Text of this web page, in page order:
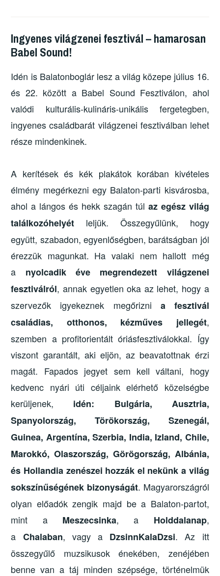
Ingyenes világzenei fesztivál – hamarosan
Babel Sound!
Idén is Balatonboglár lesz a világ közepe július 16.
és 22. között a Babel Sound Fesztiválon, ahol
valódi kulturális-kulináris-unikális fergetegben,
ingyenes családbarát világzenei fesztiválban lehet
része mindenkinek.
A kerítések és kék plakátok korában kivételes
élmény megérkezni egy Balaton-parti kisvárosba,
ahol a lángos és hekk szagán túl az egész világ
találkozóhelyét leljük. Összegyűlünk, hogy
együtt, szabadon, egyenlőségben, barátságban jól
érezzük magunkat. Ha valaki nem hallott még
a nyolcadik éve megrendezett világzenei
fesztiválról, annak egyetlen oka az lehet, hogy a
szervezők igyekeznek megőrizni a fesztivál
családias, otthonos, kézműves jellegét,
szemben a profitorientált óriásfesztiválokkal. Így
viszont garantált, aki eljön, az beavatottnak érzi
magát. Fapados jegyet sem kell váltani, hogy
kedvenc nyári úti céljaink elérhető közelségbe
kerüljenek, idén: Bulgária, Ausztria,
Spanyolország, Törökország, Szenegál,
Guinea, Argentína, Szerbia, India, Izland, Chile,
Marokkó, Olaszország, Görögország, Albánia,
és Hollandia zenészei hozzák el nekünk a világ
sokszínűségének bizonyságát. Magyarországról
olyan előadók zengik majd be a Balaton-partot,
mint a Meszecsinka, a Holddalanap,
a Chalaban, vagy a DzsinnKalaDzsi. Az itt
összegyűlő muzsikusok énekében, zenéjében
benne van a táj minden szépsége, történelmük